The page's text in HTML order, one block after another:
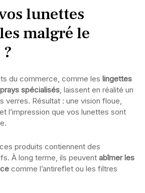
lunettes
malgré le
du commerce, comme les lingettes
spécialisés, laissent en réalité un
verres. Résultat : une vision floue,
l’impression que vos lunettes sont
produits contiennent des
À long terme, ils peuvent abîmer les
comme l’antireflet ou les filtres